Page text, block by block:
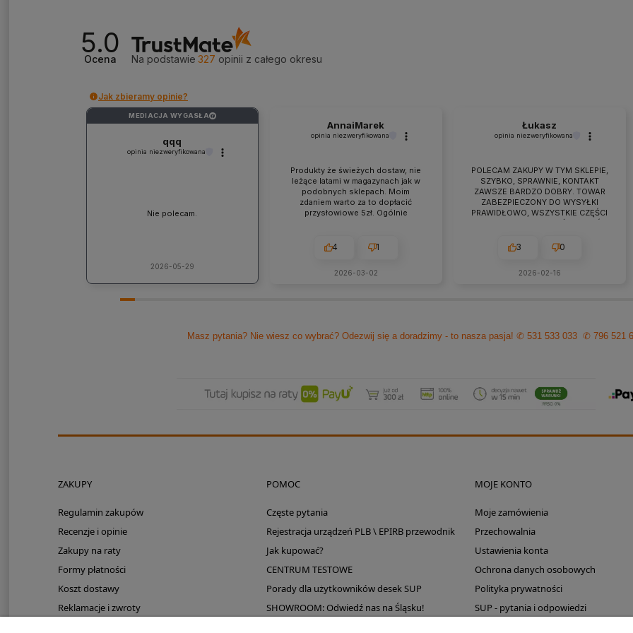
5.0
Ocena Na podstawie 327 opinii z całego okresu
Jak zbieramy opinie?
MEDIACJA WYGASŁA ?
qqq
opinia niezweryfikowana
Nie polecam.
2026-05-29
AnnaiMarek
opinia niezweryfikowana
Produkty że świeżych dostaw, nie
leżące latami w magazynach jak w
podobnych sklepach. Moim
zdaniem warto za to dopłacić
przysłowiowe 5zł. Ogólnie
jakieś problemy zawsze można
Polecam z czystym sumieniem!
4 1
2026-03-02
Łukasz
opinia niezweryfikowana
POLECAM ZAKUPY W TYM SKLEPIE,
SZYBKO, SPRAWNIE, KONTAKT
ZAWSZE BARDZO DOBRY. TOWAR
ZABEZPIECZONY DO WYSYŁKI
PRAWIDŁOWO, WSZYSTKIE CZĘŚCI
WARTO TUTAJ
3 0
2026-02-16
Masz pytania? Nie wiesz co wybrać? Odezwij się a doradzimy - to nasza pasja!✆ 531 533 033 ✆ 796 521
ZAKUPY
Regulamin zakupów
Recenzje i opinie
Zakupy na raty
Formy płatności
Koszt dostawy
Reklamacje i zwroty
POMOC
Częste pytania
Rejestracja urządzeń PLB \ EPIRB przewodnik
Jak kupować?
CENTRUM TESTOWE
Porady dla użytkowników desek SUP
SHOWROOM: Odwiedź nas na Śląsku!
MOJE KONTO
Moje zamówienia
Przechowalnia
Ustawienia konta
Ochrona danych osobowych
Polityka prywatności
SUP - pytania i odpowiedzi